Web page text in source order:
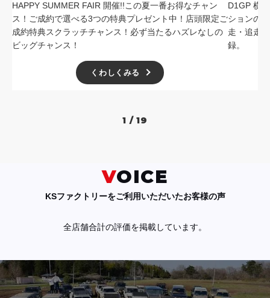
HAPPY SUMMER FAIR 開催!!この夏一番お得なチャン
ス！ご成約で選べる3つの特典プレゼント中！店頭限定ご
成約特典スクラッチチャンス！必ず当たるハズレなしの
ビッグチャンス！
くわしくみる
D1GP 横
ションの
走・追走
録。
1 / 19
VOICE
KSファクトリーをご利用いただいたお客様の声
全店舗合計の評価を掲載しています。